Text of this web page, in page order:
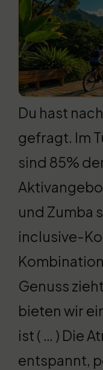
Du hast
gefragt. Im
sind 85%
und Zumba
inclusive-
Genuss
bieten wir
ist ( … ) Die
entspannt,